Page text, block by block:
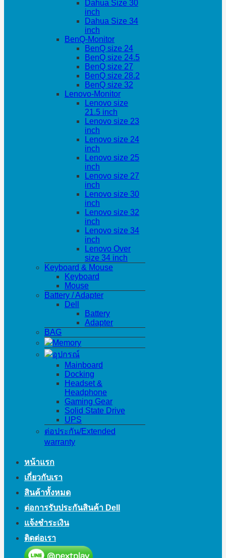
Dahua Size 30
inch
Dahua Size 34
inch
BenQ-Monitor
BenQ size 24
BenQ size 24.5
BenQ size 27
BenQ size 28.2
BenQ size 32
Lenovo-Monitor
Lenovo size
21.5 inch
Lenovo size 23
inch
Lenovo size 24
inch
Lenovo size 25
inch
Lenovo size 27
inch
Lenovo size 30
inch
Lenovo size 32
inch
Lenovo size 34
inch
Lenovo Over
size 34 inch
Keyboard & Mouse
Keyboard
Mouse
Battery / Adapter
Dell
Battery
Adapter
BAG
Memory
อุปกรณ์
Mainboard
Docking
Headset &
Headphone
Gaming Gear
Solid State Drive
UPS
ต่อประกัน/Extended
warranty
หน้าแรก
เกี่ยวกับเรา
สินค้าทั้งหมด
ต่อการรับประกันสินค้า Dell
แจ้งชำระเงิน
ติดต่อเรา